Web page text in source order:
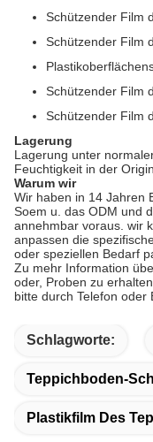
Schützender Film
Schützender Film
Schützender Film
Schützender Film
Lagerung
Lagerung unter
Feuchtigkeit in der
Warum wir
Wir haben in 14 Jahren
Soem u. das ODM und
annehmbar voraus. wir
anpassen die
oder speziellen Bedarf
Zu mehr Information
oder, Proben zu
bitte durch Telefon oder
Schlagworte:
Teppichboden-
Plastikfilm Des